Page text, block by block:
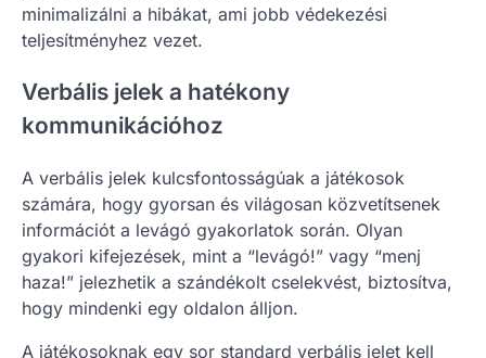
minimalizálni a hibákat, ami jobb védekezési
teljesítményhez vezet.
Verbális jelek a hatékony
kommunikációhoz
A verbális jelek kulcsfontosságúak a játékosok
számára, hogy gyorsan és világosan közvetítsenek
információt a levágó gyakorlatok során. Olyan
gyakori kifejezések, mint a “levágó!” vagy “menj
haza!” jelezhetik a szándékolt cselekvést, biztosítva,
hogy mindenki egy oldalon álljon.
A játékosoknak egy sor standard verbális jelet kell